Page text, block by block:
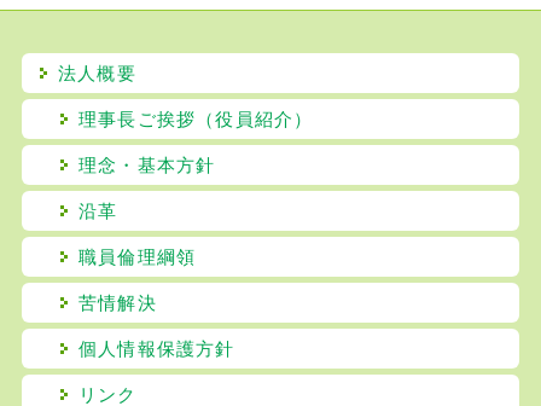
法人概要
理事長ご挨拶（役員紹介）
理念・基本方針
沿革
職員倫理綱領
苦情解決
個人情報保護方針
リンク